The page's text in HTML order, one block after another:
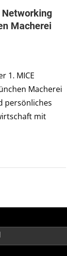
Networking
Macherei
1. MICE
Macherei
persönliches
mit